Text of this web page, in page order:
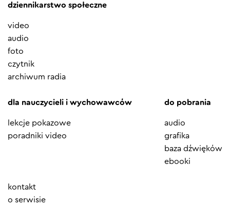
dziennikarstwo społeczne
video
audio
foto
czytnik
archiwum radia
dla nauczycieli i wychowawców
lekcje pokazowe
poradniki video
do pobrania
audio
grafika
baza dźwięków
ebooki
Element
menu
kontakt
o serwisie